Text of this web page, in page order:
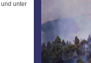
und unter